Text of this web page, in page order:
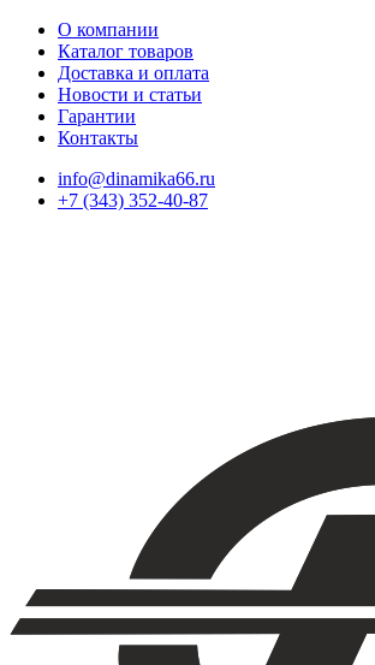
О компании
Каталог товаров
Доставка и оплата
Новости и статьи
Гарантии
Контакты
info@dinamika66.ru
+7 (343) 352-40-87